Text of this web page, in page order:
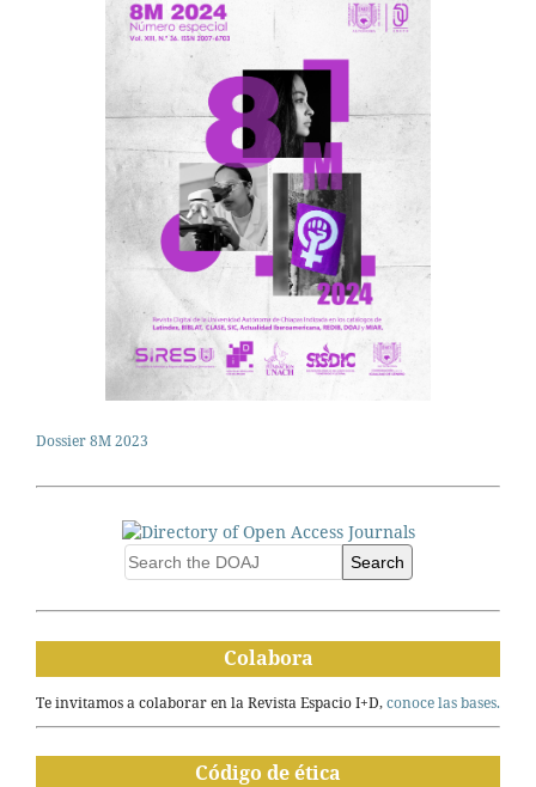
Dossier 8M 2023
Search
Colabora
Te invitamos a colaborar en la Revista Espacio I+D,conoce las bases.
Código de ética